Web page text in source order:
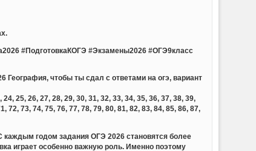
#ПодготовкаКОГЭ #Экзамены2026 #ОГЭ9класс
чтобы ты сдал с ответами на огэ, вариант
25, 26, 27, 28, 29, 30, 31, 32, 33, 34, 35, 36, 37, 38, 39,
72, 73, 74, 75, 76, 77, 78, 79, 80, 81, 82, 83, 84, 85, 86, 87,
каждым годом задания ОГЭ 2026 становятся более
играет особенно важную роль. Именно поэтому